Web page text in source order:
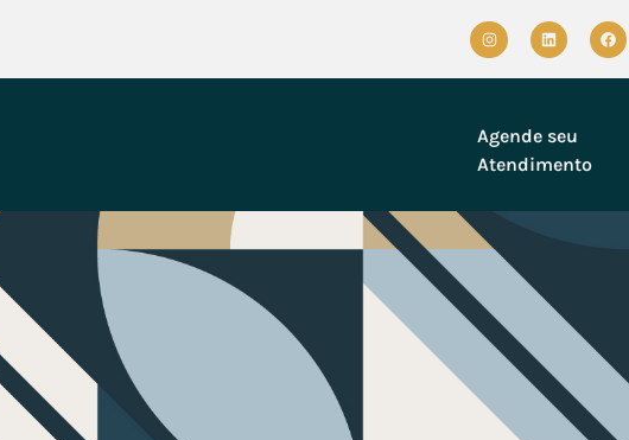
Agende seu
Atendimento